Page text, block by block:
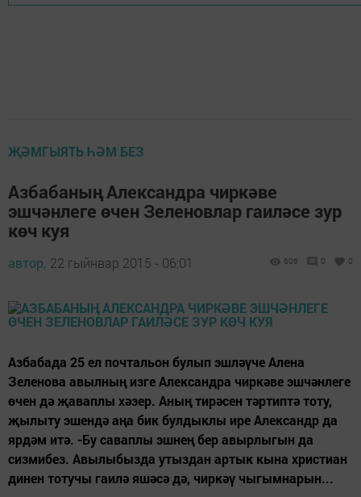
ҖӘМГЫЯТЬ ҺӘМ БЕЗ
Азбабаның Александра чиркәве
эшчәнлеге өчен Зеленовлар гаиләсе зур
көч куя
автор, 22 гыйнвар 2015 - 06:01 606 0 0
Азбабада 25 ел почтальон булып эшләүче Алена
Зеленова авылның изге Александра чиркәве эшчәнлеге
өчен дә җаваплы хәзер. Аның тирәсен тәртиптә тоту,
җылыту эшендә аңа бик булдыклы ире Александр да
ярдәм итә. -Бу саваплы эшнең бер авырлыгын да
сизмибез. Авылыбызда утыздан артык кына христиан
динен тотучы гаилә яшәсә дә, чиркәү чыгымнарын...